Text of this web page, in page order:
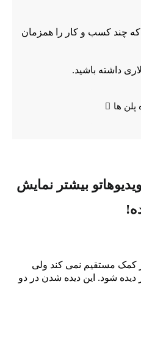
که چند کسب و کار را همزمان
داشته باشید.
ها
بیشتر نمایش
کمک مستقیم نمی کند ولی
شود. این دیده شدن در دو